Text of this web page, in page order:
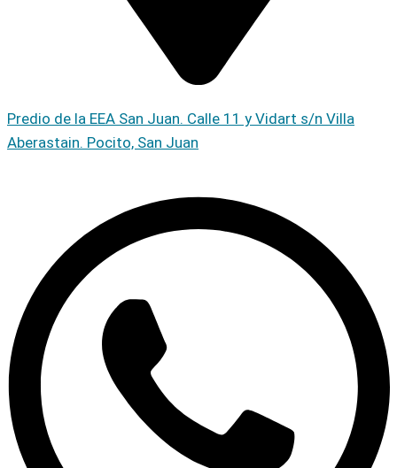
Predio de la EEA San Juan. Calle 11 y Vidart s/n Villa
Aberastain. Pocito, San Juan